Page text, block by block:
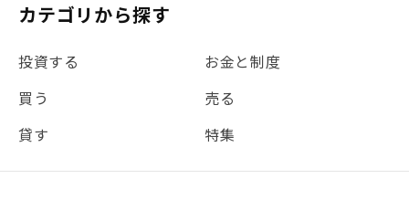
カテゴリから探す
投資する
お金と制度
買う
売る
貸す
特集